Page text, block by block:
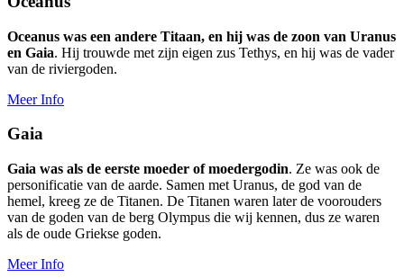
Oceanus was een andere Titaan, en hij was de zoon van Uranus
en Gaia. Hij trouwde met zijn eigen zus Tethys, en hij was de vader
van de riviergoden.
Meer Info
Gaia
Gaia was als de eerste moeder of moedergodin. Ze was ook de
personificatie van de aarde. Samen met Uranus, de god van de
hemel, kreeg ze de Titanen. De Titanen waren later de voorouders
van de goden van de berg Olympus die wij kennen, dus ze waren
als de oude Griekse goden.
Meer Info